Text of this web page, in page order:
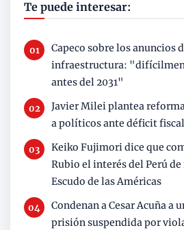
Te puede interesar:
Capeco sobre los anuncios
infraestructura:
antes del 2031"
Javier Milei plantea
a políticos ante déficit fiscal
Keiko Fujimori dice que
Rubio el interés del Perú
Escudo de las Américas
Condenan a Cesar Acuña a
prisión suspendida por